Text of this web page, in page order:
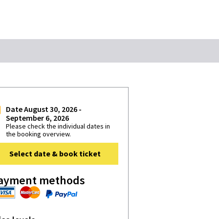
Keyword
Date August 30, 2026 -
September 6, 2026
Please check the individual dates in
the booking overview.
Select date & book ticket
methods